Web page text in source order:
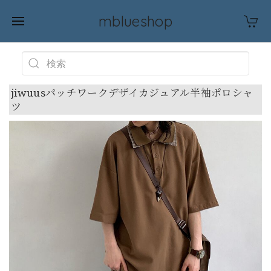
mblueshop
jiwuusパッチワークデザイカジュアル半袖ポロシャ
ツ